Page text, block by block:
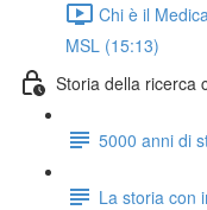
Chi è il
MSL (15:13)
Storia della ricerca
5000 anni di
La storia con